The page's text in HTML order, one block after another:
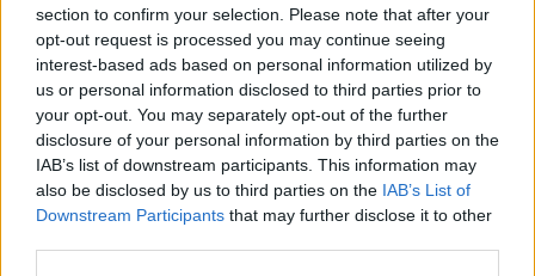
section to confirm your selection. Please note that after your
opt-out request is processed you may continue seeing
interest-based ads based on personal information utilized by
us or personal information disclosed to third parties prior to
your opt-out. You may separately opt-out of the further
disclosure of your personal information by third parties on the
IAB’s list of downstream participants. This information may
also be disclosed by us to third parties on the IAB’s List of
Downstream Participants that may further disclose it to other
Hollandia az Egyesült
Államokban gyártottF-35-ös
vadászrepülőgép
karbantartásához és
korszerűsítéséhez szállít
Izraelnek néhány terméket.